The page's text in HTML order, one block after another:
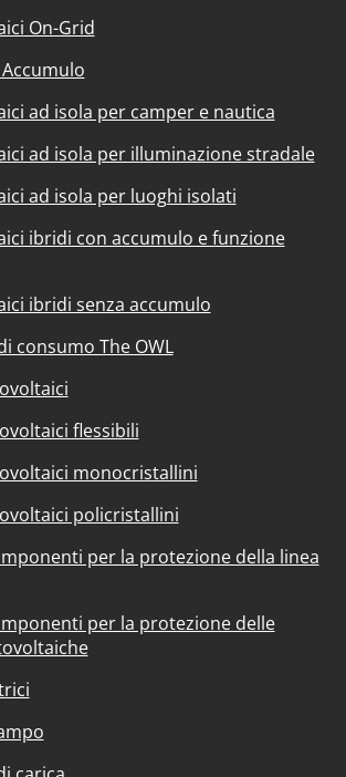
On-Grid
ad isola per camper e nautica
ad isola per illuminazione stradale
ad isola per luoghi isolati
ibridi con accumulo e funzione
ibridi senza accumulo
consumo The OWL
flessibili
monocristallini
policristallini
per la protezione della linea
per la protezione delle